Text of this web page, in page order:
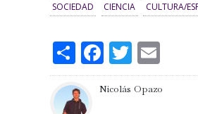
SOCIEDAD CIENCIA CULTURA/
ShareFacebook
Twitter
Nicolás Opazo